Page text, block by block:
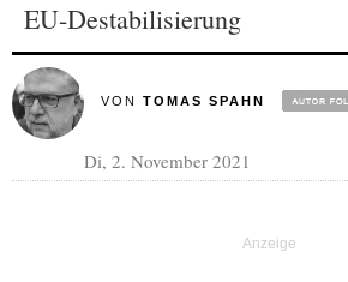
EU-Destabilisierung
VON TOMAS SPAHN
Di, 2. November 2021